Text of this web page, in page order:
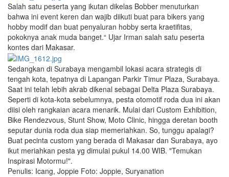
Salah satu peserta yang ikutan dikelas Bobber menuturkan
bahwa ini event keren dan wajib diikuti buat para bikers yang
hobby modif dan buat penyaluran hobby serta kraetifitas,
pokoknya anak muda banget.“ Ujar Irman salah satu peserta
kontes dari Makasar.
Sedangkan di Surabaya mengambil lokasi acara strategis di
tengah kota, tepatnya di Lapangan Parkir Timur Plaza, Surabaya.
Saat ini telah lebih akrab dikenal sebagai Delta Plaza Surabaya.
Seperti di kota-kota sebelumnya, pesta otomotif roda dua ini akan
diisi oleh rangkaian acara menarik. Mulai dari Custom Exhibition,
Bike Rendezvous, Stunt Show, Moto Clinic, hingga deretan booth
seputar dunia roda dua siap memeriahkan. So, tunggu apalagi?
Buat pecinta custom yang berada di Makasar dan Surabaya, ayo
ikut meriahkan pesta yg dimulai pukul 14.00 WIB. "Temukan
Inspirasi Motormu!".
Penulis: Icang, Joppie Foto: Joppie, Suryanation